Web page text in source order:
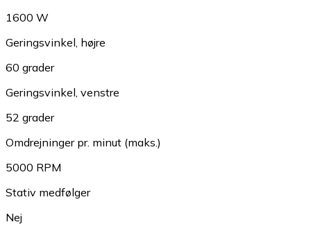
1600 W
Geringsvinkel, højre
60 grader
Geringsvinkel, venstre
52 grader
Omdrejninger pr. minut (maks.)
5000 RPM
Stativ medfølger
Nej